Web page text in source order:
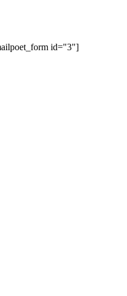
id="3"]